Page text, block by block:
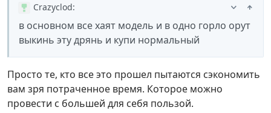
Crazyclod:
в основном все хаят модель и в одно горло орут
выкинь эту дрянь и купи нормальный
Просто те, кто все это прошел пытаются сэкономить
вам зря потраченное время. Которое можно
провести с большей для себя пользой.